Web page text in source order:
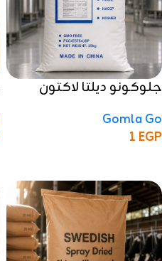
جلوكونو ديلتا لاكتون
Gomla Go
1 EGP